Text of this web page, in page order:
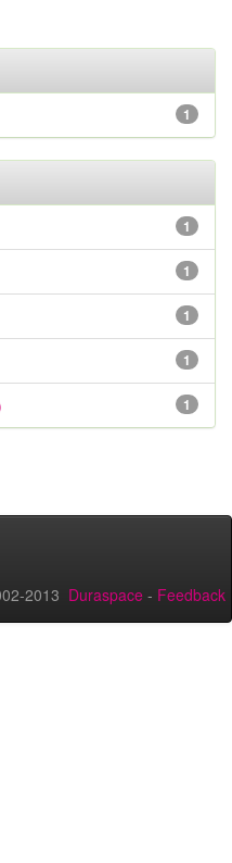
1
1
1
1
1
1
2013 Duraspace - Feedback